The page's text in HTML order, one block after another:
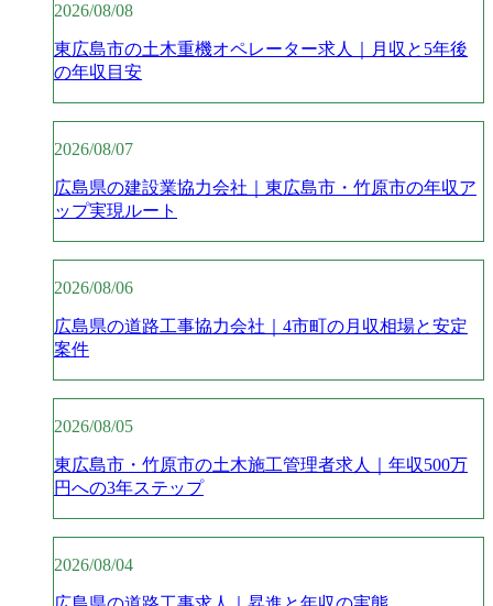
2026/08/08
東広島市の土木重機オペレーター求人｜月収と5年後
の年収目安
2026/08/07
広島県の建設業協力会社｜東広島市・竹原市の年収ア
ップ実現ルート
2026/08/06
広島県の道路工事協力会社｜4市町の月収相場と安定
案件
2026/08/05
東広島市・竹原市の土木施工管理者求人｜年収500万
円への3年ステップ
2026/08/04